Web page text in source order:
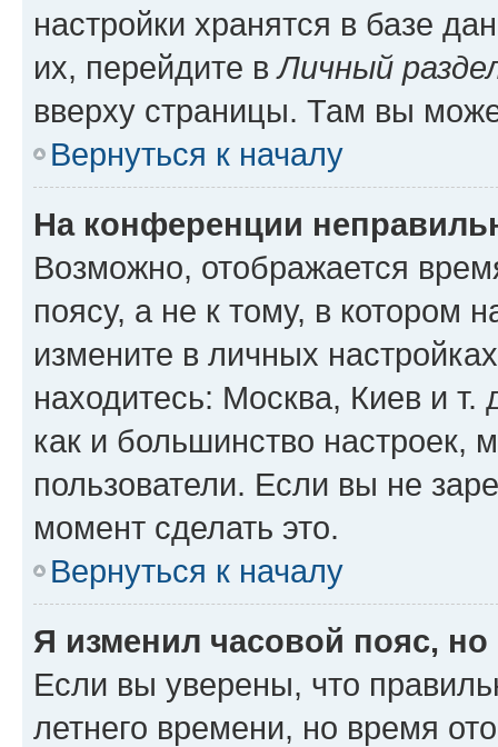
настройки хранятся в базе
их, перейдите вЛичный
вверху страницы. Там вы
Вернуться к началу
На конференции
Возможно, отображается
поясу, а не к тому, в котором
измените в личных
находитесь: Москва, Киев и т.
как и большинство настроек,
пользователи. Если вы не
момент сделать это.
Вернуться к началу
Я изменил часовой пояс,
Если вы уверены, что
летнего времени, но время